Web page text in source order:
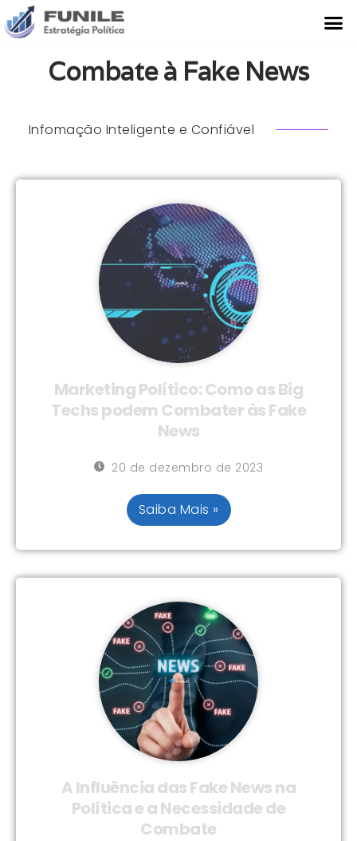
Combate à Fake News
Infomação Inteligente e Confiável
Marketing Político: Como as Big
Techs podem Combater às Fake
News
20 de dezembro de 2023
Saiba Mais »
A Influência das Fake News na
Política e a Necessidade de
Combate